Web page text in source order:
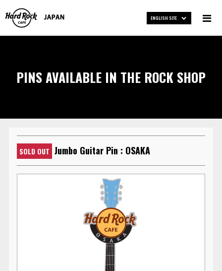
ENGLISH SITE
PINS AVAILABLE IN THE ROCK SHOP
SOLD OUT Jumbo Guitar Pin : OSAKA